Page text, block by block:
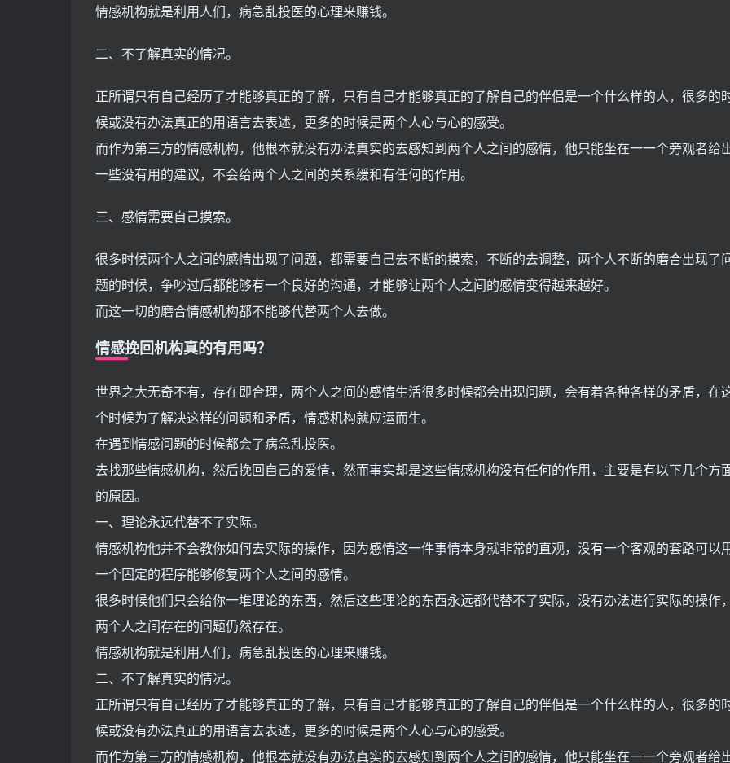
情感机构就是利用人们，病急乱投医的心理来赚钱。
二、不了解真实的情况。
正所谓只有自己经历了才能够真正的了解，只有自己才能够真正的了解自己的伴侣是一个什么样的人，很多的
候或没有办法真正的用语言去表述，更多的时候是两个人心与心的感受。
而作为第三方的情感机构，他根本就没有办法真实的去感知到两个人之间的感情，他只能坐在一一个旁观者给
一些没有用的建议，不会给两个人之间的关系缓和有任何的作用。
三、感情需要自己摸索。
很多时候两个人之间的感情出现了问题，都需要自己去不断的摸索，不断的去调整，两个人不断的磨合出现了
题的时候，争吵过后都能够有一个良好的沟通，才能够让两个人之间的感情变得越来越好。
而这一切的磨合情感机构都不能够代替两个人去做。
情感挽回机构真的有用吗？
世界之大无奇不有，存在即合理，两个人之间的感情生活很多时候都会出现问题，会有着各种各样的矛盾，在
个时候为了解决这样的问题和矛盾，情感机构就应运而生。
在遇到情感问题的时候都会了病急乱投医。
去找那些情感机构，然后挽回自己的爱情，然而事实却是这些情感机构没有任何的作用，主要是有以下几个方
的原因。
一、理论永远代替不了实际。
情感机构他并不会教你如何去实际的操作，因为感情这一件事情本身就非常的直观，没有一个客观的套路可以
一个固定的程序能够修复两个人之间的感情。
很多时候他们只会给你一堆理论的东西，然后这些理论的东西永远都代替不了实际，没有办法进行实际的操作，
两个人之间存在的问题仍然存在。
情感机构就是利用人们，病急乱投医的心理来赚钱。
二、不了解真实的情况。
正所谓只有自己经历了才能够真正的了解，只有自己才能够真正的了解自己的伴侣是一个什么样的人，很多的
候或没有办法真正的用语言去表述，更多的时候是两个人心与心的感受。
而作为第三方的情感机构，他根本就没有办法真实的去感知到两个人之间的感情，他只能坐在一一个旁观者给